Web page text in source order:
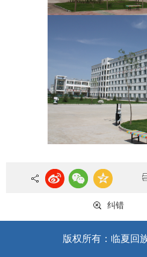
纠错
版权所有：临夏回